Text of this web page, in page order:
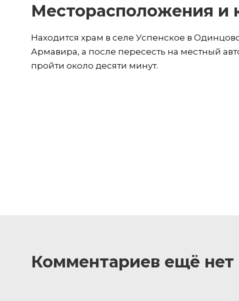
Месторасположения и
Находится храм в селе Успенское в
Армавира, а после пересесть на местный
пройти около десяти минут.
Комментариев ещё нет